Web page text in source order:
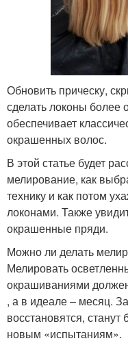
Обновить прическу,
сделать локоны
обеспечивает
окрашенных волос.
В этой статье будет
мелирование, как
технику и как потом
локонами. Также
окрашенные пряди.
Можно ли делать
Мелировать
окрашиваниями
, а в идеале – месяц.
восстановятся,
новым «испытаниям».